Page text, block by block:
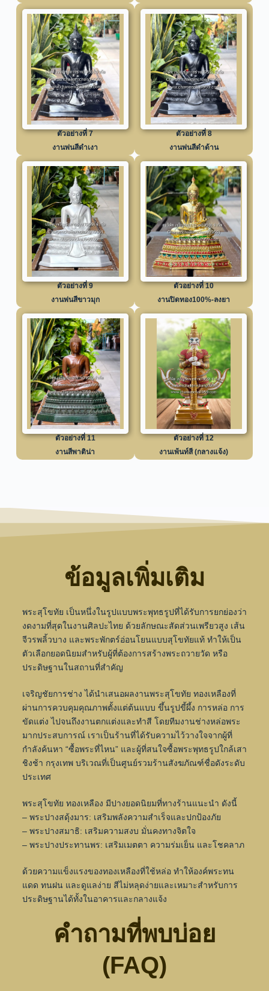
ตัวอย่างที่ 7
งานพ่นสีดำเงา
ตัวอย่างที่ 8
งานพ่นสีดำด้าน
ตัวอย่างที่ 9
งานพ่นสีขาวมุก
ตัวอย่างที่ 10
งานปิดทอง100%-ลงยา
ตัวอย่างที่ 11
งานสีพาติน่า
ตัวอย่างที่ 12
งานเพ้นท์สี (กลางแจ้ง)
ข้อมูลเพิ่มเติม
พระสุโขทัย เป็นหนึ่งในรูปแบบพระพุทธรูปที่ได้รับการยกย่องว่า
งดงามที่สุดในงานศิลปะไทย ด้วยลักษณะสัดส่วนเพรียวสูง เส้น
จีวรพลิ้วบาง และพระพักตร์อ่อนโยนแบบสุโขทัยแท้ ทำให้เป็น
ตัวเลือกยอดนิยมสำหรับผู้ที่ต้องการสร้างพระถวายวัด หรือ
ประดิษฐานในสถานที่สำคัญ
เจริญชัยการช่าง ได้นำเสนอผลงานพระสุโขทัย ทองเหลืองที่
ผ่านการควบคุมคุณภาพตั้งแต่ต้นแบบ ขึ้นรูปขี้ผึ้ง การหล่อ การ
ขัดแต่ง ไปจนถึงงานตกแต่งและทำสี โดยทีมงานช่างหล่อพระ
มากประสบการณ์ เราเป็นร้านที่ได้รับความไว้วางใจจากผู้ที่
กำลังค้นหา “ซื้อพระที่ไหน” และผู้ที่สนใจซื้อพระพุทธรูปใกล้เสา
ชิงช้า กรุงเทพ บริเวณที่เป็นศูนย์รวมร้านสังฆภัณฑ์ชื่อดังระดับ
ประเทศ
พระสุโขทัย ทองเหลือง มีปางยอดนิยมที่ทางร้านแนะนำ ดังนี้
– พระปางสดุ้งมาร: เสริมพลังความสำเร็จและปกป้องภัย
– พระปางสมาธิ: เสริมความสงบ มั่นคงทางจิตใจ
– พระปางประทานพร: เสริมเมตตา ความร่มเย็น และโชคลาภ
ด้วยความแข็งแรงของทองเหลืองที่ใช้หล่อ ทำให้องค์พระทน
แดด ทนฝน และดูแลง่าย สีไม่หลุดง่ายและเหมาะสำหรับการ
ประดิษฐานได้ทั้งในอาคารและกลางแจ้ง
คำถามที่พบบ่อย
(FAQ)